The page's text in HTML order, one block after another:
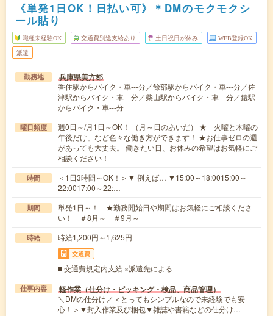
《単発1日OK！日払い可》＊DMのモクモクシ
ール貼り
職種未経験OK 交通費別途支給あり 土日祝日が休み WEB登録OK
派遣
勤務地 兵庫県美方郡
香住駅からバイク・車---分／餘部駅からバイク・車---分／佐
津駅からバイク・車---分／柴山駅からバイク・車---分／鎧駅
からバイク・車---分
曜日頻度
週0日～/月1日～OK！ （月～日のあいだ） ★「火曜と木曜の
午後だけ」など色々な働き方ができます！ ★お仕事ゼロの週
があっても大丈夫。 働きたい日、お休みの希望はお気軽にご
相談ください！
時間
＜1日3時間～OK！＞▼ 例えば… ▼15:00～18:0015:00～
22:0017:00～22:…
期間
単発1日～！ ★勤務開始日や期間はお気軽にご相談くださ
い！ ＃8月～ ＃9月～
時給 時給1,200円～1,625円
交通費
■ 交通費規定内支給 ※派遣先による
仕事内容 軽作業（仕分け・ピッキング・検品、商品管理）
＼DMの仕分け／＜とってもシンプルなので未経験でも安
心！＞▼封入作業及び梱包▼雑誌や書籍などの仕分け…